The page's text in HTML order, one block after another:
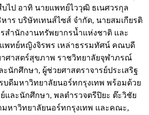
ไป อาทิ นายแพทย์ไววุฒิ ธเนศวรกุล
าร บริษัทเทนส์ไซส์ จำกัด, นายสมเกียรติ
สำนักงานทรัพยากรน้ำแห่งชาติ และ
พทย์หญิงจิรพร เหล่าธรรมทัศน์ คณบดี
ศาสตร์สุขภาพ ราชวิทยาลัยจุฬาภรณ์
นักศึกษา, ผู้ช่วยศาสตราจารย์ประเสริฐ
บดีมหาวิทยาลัยนอร์ทกรุงเทพ พร้อมด้วย
และนักศึกษา, พลตำรวจตรีปิยะ ต๊ะวิชัย
หาวิทยาลัยนอร์ทกรุงเทพ และคณะ,